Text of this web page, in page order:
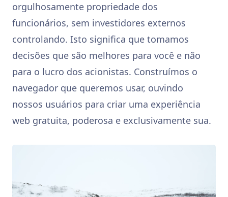
orgulhosamente propriedade dos
funcionários, sem investidores externos
controlando. Isto significa que tomamos
decisões que são melhores para você e não
para o lucro dos acionistas. Construímos o
navegador que queremos usar, ouvindo
nossos usuários para criar uma experiência
web gratuita, poderosa e exclusivamente sua.